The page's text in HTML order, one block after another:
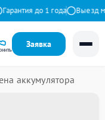
до 1 года Выезд
Заявка
аккумулятора